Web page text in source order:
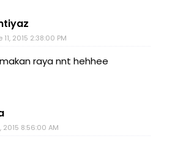
2015 2:38:00 PM
raya nnt hehhee
2015 8:56:00 AM